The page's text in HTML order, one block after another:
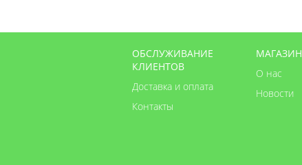
ОБСЛУЖИВАНИЕ
КЛИЕНТОВ
Доставка и оплата
Контакты
МАГАЗИН
О нас
Новости